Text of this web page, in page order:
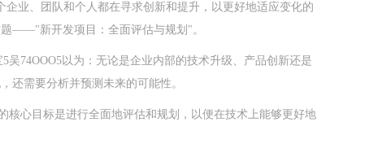
企业、团队和个人都在寻求创新和提升，以更好地适应变化的
题——"新开发项目：全面评估与规划"。
5吴74OOO5以为：无论是企业内部的技术升级、产品创新还是
还需要分析并预测未来的可能性。
核心目标是进行全面地评估和规划，以便在技术上能够更好地